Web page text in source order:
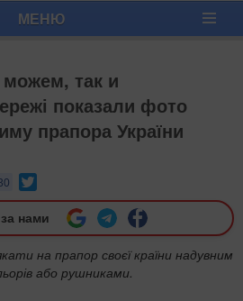
МЕНЮ
можем, так и
показали фото
прапора України
нами
на прапор своєї країни надувним
або рушниками.